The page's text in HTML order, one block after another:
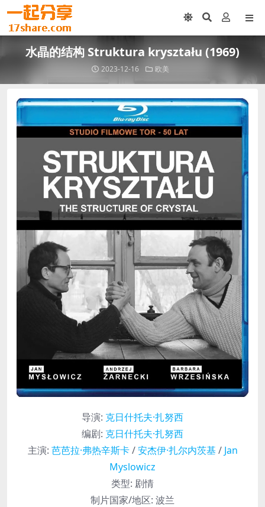
水晶的结构 Struktura kryształu (1969)
2023-12-16 欧美
导演: 克日什托夫·扎努西
编剧: 克日什托夫·扎努西
主演: 芭芭拉·弗热辛斯卡/安杰伊·扎尔内茨基 / Jan
Myslowicz
类型: 剧情
制片国家/地区: 波兰